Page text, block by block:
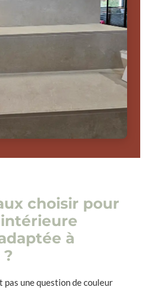
choisir pour
à
pas une question de couleur